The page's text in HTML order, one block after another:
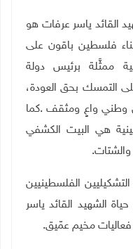
القائد ياسر عرفات هو
فلسطين باقون على
ممثَّلة برئيس دولة
التمسك بحق العودة،
وطني واعٍ ومثقف.كما
هي البيت الكشفي
.
الفلسطينيين
الشهيد القائد ياسر
مخيم عمّيق.